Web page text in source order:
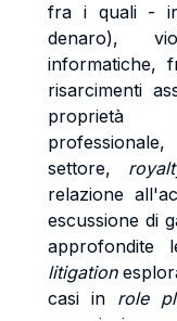
fra i quali -
denaro),
informatiche,
risarcimenti
proprietà
settore,
relazione
escussione di
approfondite
litigation
casi in role